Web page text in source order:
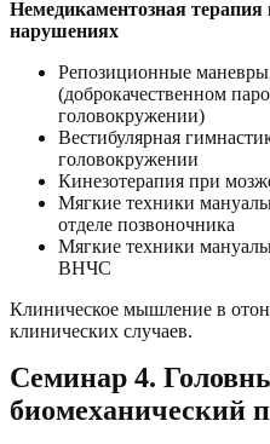
Немедикаментозная
нарушениях
Репозиционные
(доброкачественном
головокружении)
Вестибулярная
головокружении
Кинезотерапия при
Мягкие техники
отделе позвоночника
Мягкие техники
ВНЧС
Клиническое мышление в
клинических случаев.
Семинар 4.
биомеханический